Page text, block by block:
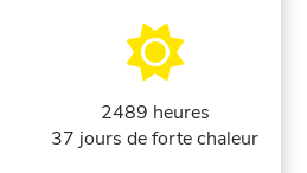
2489 heures
37 jours de forte chaleur